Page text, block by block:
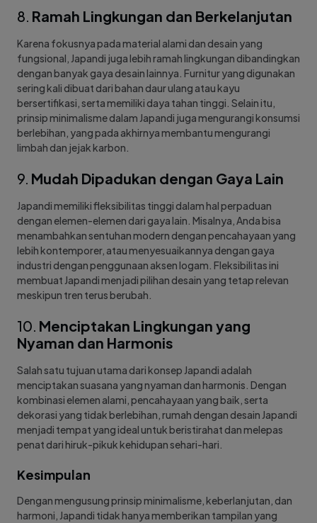
8. Ramah Lingkungan dan Berkelanjutan
Karena fokusnya pada material alami dan desain yang
fungsional, Japandi juga lebih ramah lingkungan dibandingkan
dengan banyak gaya desain lainnya. Furnitur yang digunakan
sering kali dibuat dari bahan daur ulang atau kayu
bersertifikasi, serta memiliki daya tahan tinggi. Selain itu,
prinsip minimalisme dalam Japandi juga mengurangi konsumsi
berlebihan, yang pada akhirnya membantu mengurangi
limbah dan jejak karbon.
9. Mudah Dipadukan dengan Gaya Lain
Japandi memiliki fleksibilitas tinggi dalam hal perpaduan
dengan elemen-elemen dari gaya lain. Misalnya, Anda bisa
menambahkan sentuhan modern dengan pencahayaan yang
lebih kontemporer, atau menyesuaikannya dengan gaya
industri dengan penggunaan aksen logam. Fleksibilitas ini
membuat Japandi menjadi pilihan desain yang tetap relevan
meskipun tren terus berubah.
10. Menciptakan Lingkungan yang
Nyaman dan Harmonis
Salah satu tujuan utama dari konsep Japandi adalah
menciptakan suasana yang nyaman dan harmonis. Dengan
kombinasi elemen alami, pencahayaan yang baik, serta
dekorasi yang tidak berlebihan, rumah dengan desain Japandi
menjadi tempat yang ideal untuk beristirahat dan melepas
penat dari hiruk-pikuk kehidupan sehari-hari.
Kesimpulan
Dengan mengusung prinsip minimalisme, keberlanjutan, dan
harmoni, Japandi tidak hanya memberikan tampilan yang